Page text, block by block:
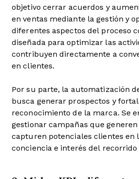
objetivo cerrar acuerdos y
en ventas mediante la gestión y
diferentes aspectos del proceso
diseñada para optimizar las
contribuyen directamente a
en clientes.
Por su parte, la automatización
busca generar prospectos y
reconocimiento de la marca. Se
gestionar campañas que
capturen potenciales clientes en
conciencia e interés del